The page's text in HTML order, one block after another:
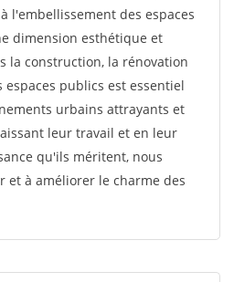
l'embellissement des espaces
dimension esthétique et
la construction, la rénovation
publics est essentiel
urbains attrayants et
leur travail et en leur
qu'ils méritent, nous
et à améliorer le charme des